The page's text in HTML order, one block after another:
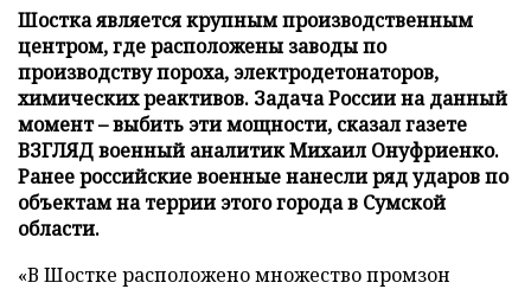
Шостка является крупным производственным
центром, где расположены заводы по
производству пороха, электродетонаторов,
химических реактивов. Задача России на данный
момент – выбить эти мощности, сказал газете
ВЗГЛЯД военный аналитик Михаил Онуфриенко.
Ранее российские военные нанесли ряд ударов по
объектам на террии этого города в Сумской
области.
«В Шостке расположено множество промзон